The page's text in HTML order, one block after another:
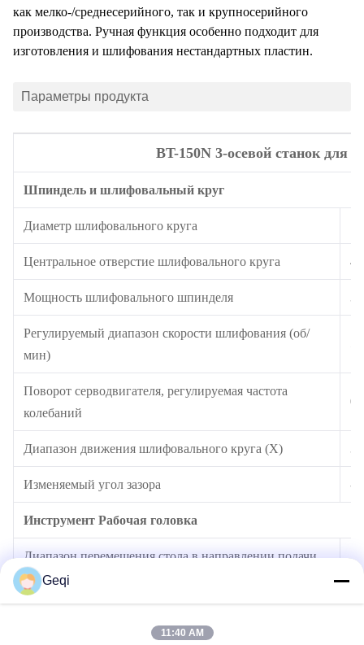
как мелко-/среднесерийного, так и крупносерийного
производства. Ручная функция особенно подходит для
изготовления и шлифования нестандартных пластин.
Параметры продукта
BT-150N 3-осевой станок для
Шпиндель и шлифовальный круг
Диаметр шлифовального круга
Центральное отверстие шлифовального круга
Мощность шлифовального шпинделя
Регулируемый диапазон скорости шлифования (об/
мин)
Поворот серводвигателя, регулируемая частота
колебаний
Диапазон движения шлифовального круга (X)
Изменяемый угол зазора -
Инструмент Рабочая головка
Диапазон перемещения стола в направлении подачи
Диапазон вращения заготовки в горизонтальной
Geqi
11:40 AM